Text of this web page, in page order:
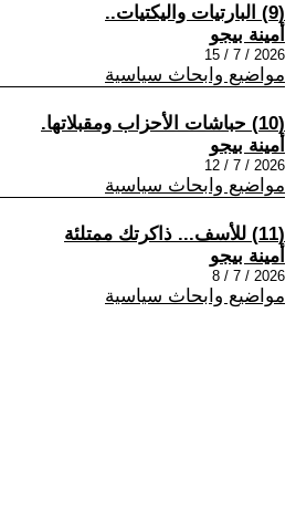
(9) البارتيات واليكتيات..
أمينة بيجو
2026 / 7 / 15
مواضيع وابحاث سياسية
(10) حباشات الأحزاب ومقبلاتها.
أمينة بيجو
2026 / 7 / 12
مواضيع وابحاث سياسية
(11) للأسف... ذاكرتك ممتلئة
أمينة بيجو
2026 / 7 / 8
مواضيع وابحاث سياسية